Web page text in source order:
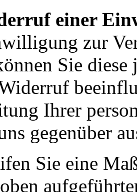
einer
zur
Sie
Ihrer
gegenüber
Sie eine